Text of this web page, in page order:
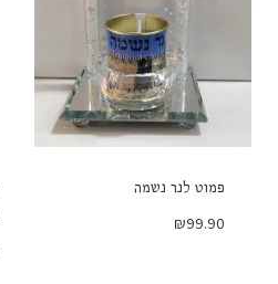
פמוט לנר נשמה
₪99.90